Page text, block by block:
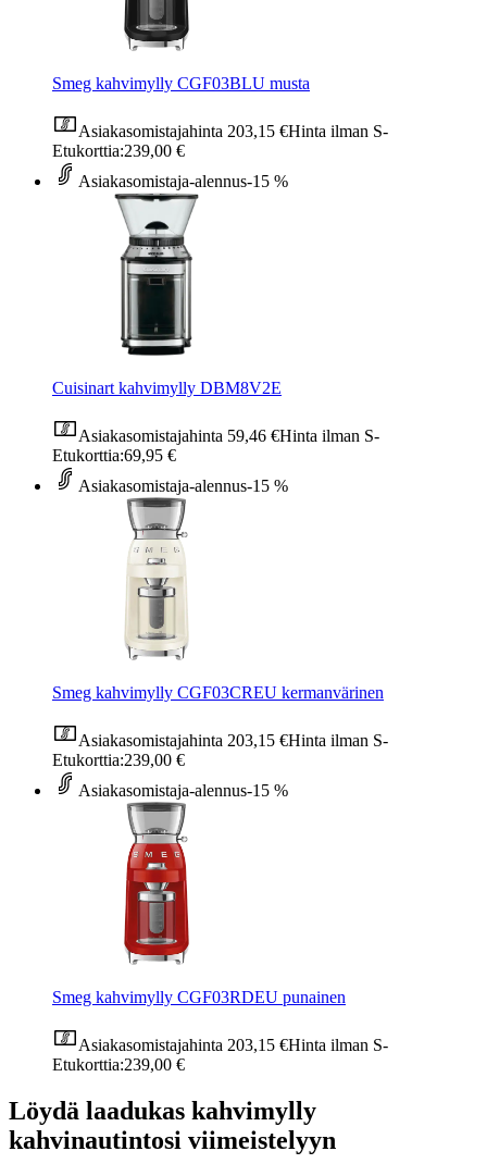
Smeg kahvimylly CGF03BLU musta
Asiakasomistajahinta 203,15 €Hinta ilman S-
Etukorttia:239,00 €
Asiakasomistaja-alennus-15 %
Cuisinart kahvimylly DBM8V2E
Asiakasomistajahinta 59,46 €Hinta ilman S-
Etukorttia:69,95 €
Asiakasomistaja-alennus-15 %
Smeg kahvimylly CGF03CREU kermanvärinen
Asiakasomistajahinta 203,15 €Hinta ilman S-
Etukorttia:239,00 €
Asiakasomistaja-alennus-15 %
Smeg kahvimylly CGF03RDEU punainen
Asiakasomistajahinta 203,15 €Hinta ilman S-
Etukorttia:239,00 €
Löydä laadukas kahvimylly
kahvinautintosi viimeistelyyn